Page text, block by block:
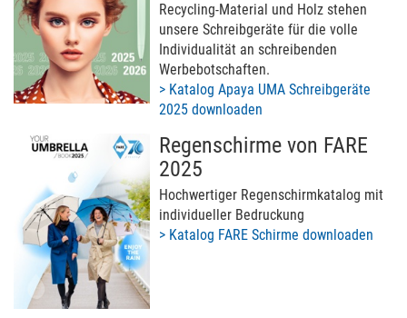
Recycling-Material und Holz stehen
unsere Schreibgeräte für die volle
Individualität an schreibenden
Werbebotschaften.
> Katalog Apaya UMA Schreibgeräte
2025 downloaden
Regenschirme von FARE
2025
Hochwertiger Regenschirmkatalog mit
individueller Bedruckung
> Katalog FARE Schirme downloaden